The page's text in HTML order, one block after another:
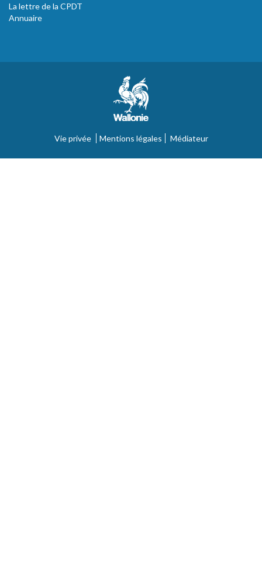
La lettre de la CPDT
Annuaire
Vie privée Mentions légales Médiateur